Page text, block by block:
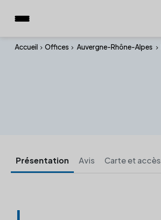
Accueil Offices Auvergne-Rhône-Alpes
Présentation Avis Carte et accès